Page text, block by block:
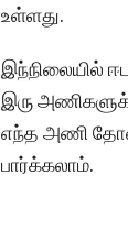
உள்ளது.
இந்நிலையில்
இரு
எந்த அணி
பார்க்கலாம்.